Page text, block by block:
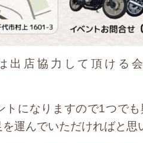
出店協力して頂ける
トになりますので1つで
運んでいただければと思